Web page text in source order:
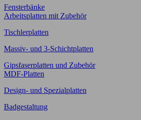
Fensterbänke
Arbeitsplatten mit Zubehör
Tischlerplatten
Massiv- und 3-Schichtplatten
Gipsfaserplatten und Zubehör
MDF-Platten
Design- und Spezialplatten
Badgestaltung